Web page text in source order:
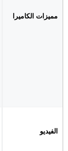
مميزات الكاميرا
الفيديو